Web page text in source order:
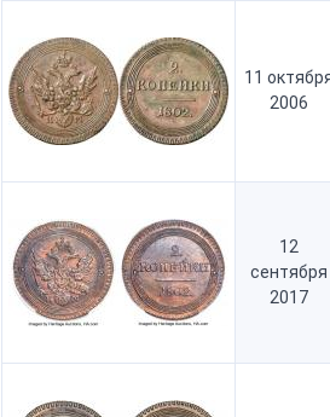
11
2006
12
сентября
2017